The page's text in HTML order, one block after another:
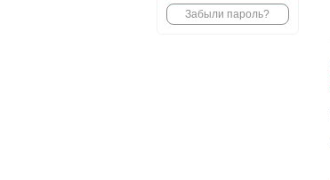
Забыли пароль?